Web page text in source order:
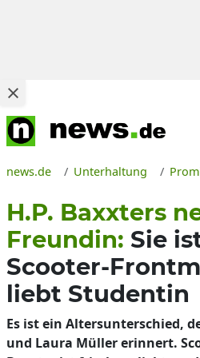
news.de Unterhaltung
H.P. Baxxters
Freundin: Sie
Scooter-
liebt Studentin
Es ist ein Altersunterschied,
und Laura Müller erinnert.